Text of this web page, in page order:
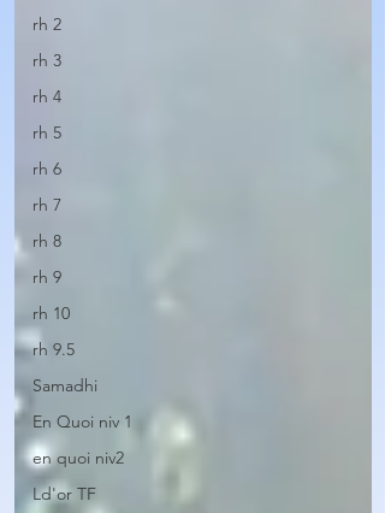
rh 2
rh 3
rh 4
rh 5
rh 6
rh 7
rh 8
rh 9
rh 10
rh 9.5
Samadhi
En Quoi niv 1
en quoi niv2
Ld'or TF